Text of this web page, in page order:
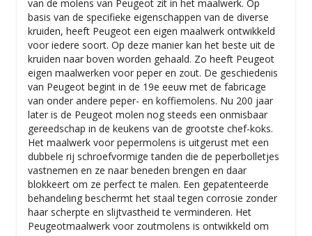
van de molens van Peugeot zit in het maalwerk. Op
basis van de specifieke eigenschappen van de diverse
kruiden, heeft Peugeot een eigen maalwerk ontwikkeld
voor iedere soort. Op deze manier kan het beste uit de
kruiden naar boven worden gehaald. Zo heeft Peugeot
eigen maalwerken voor peper en zout. De geschiedenis
van Peugeot begint in de 19e eeuw met de fabricage
van onder andere peper- en koffiemolens. Nu 200 jaar
later is de Peugeot molen nog steeds een onmisbaar
gereedschap in de keukens van de grootste chef-koks.
Het maalwerk voor pepermolens is uitgerust met een
dubbele rij schroefvormige tanden die de peperbolletjes
vastnemen en ze naar beneden brengen en daar
blokkeert om ze perfect te malen. Een gepatenteerde
behandeling beschermt het staal tegen corrosie zonder
haar scherpte en slijtvastheid te verminderen. Het
Peugeotmaalwerk voor zoutmolens is ontwikkeld om